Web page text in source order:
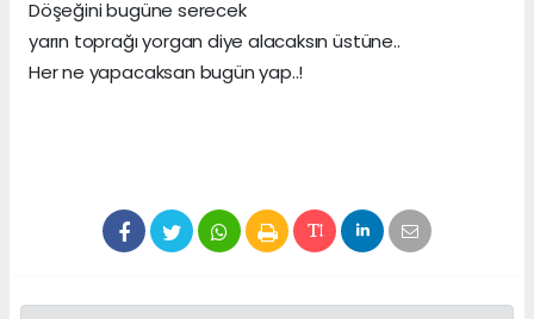
Döşeğini bugüne serecek
yarın toprağı yorgan diye alacaksın üstüne..
Her ne yapacaksan bugün yap..!